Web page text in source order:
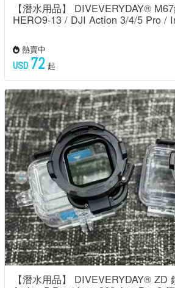
【潛水用品】 DIVEVERYDAY®
HERO9-13 / DJI Action 3/4/5 Pro /
熱賣中
USD 72 起
【潛水用品】 DIVEVERYDAY® ZD 鏡頭轉接座 DJI